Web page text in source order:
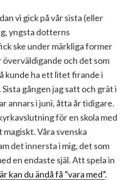
vi gick på vår sista (eller
yngsta dotterns
ske under märkliga former
överväldigande och det som
kunde ha ett litet firande i
gången jag satt och grät i
annars i juni, åtta år tidigare.
för en skola med
Våra svenska
det innersta i mig, det som
en endaste själ. Att spela in
kan du ändå få ”vara med”.